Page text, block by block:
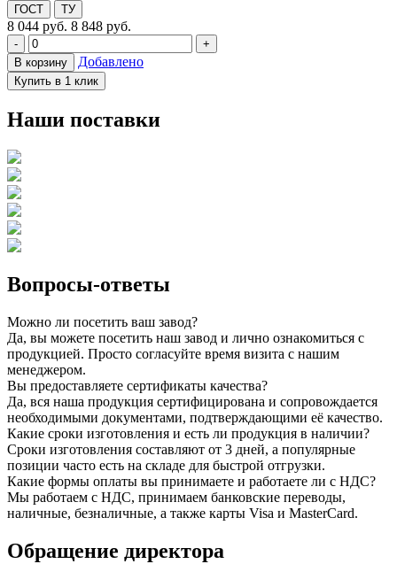
ГОСТ ТУ
8 044 руб. 8 848 руб.
-
+
В корзину
Добавлено
Купить в 1 клик
Наши поставки
Вопросы-ответы
Можно ли посетить ваш завод?
Да, вы можете посетить наш завод и лично ознакомиться с
продукцией. Просто согласуйте время визита с нашим
менеджером.
Вы предоставляете сертификаты качества?
Да, вся наша продукция сертифицирована и сопровождается
необходимыми документами, подтверждающими её качество.
Какие сроки изготовления и есть ли продукция в наличии?
Сроки изготовления составляют от 3 дней, а популярные
позиции часто есть на складе для быстрой отгрузки.
Какие формы оплаты вы принимаете и работаете ли с НДС?
Мы работаем с НДС, принимаем банковские переводы,
наличные, безналичные, а также карты Visa и MasterCard.
Обращение директора